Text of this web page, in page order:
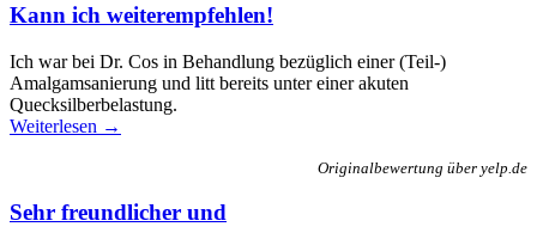
Kann ich weiterempfehlen!
Ich war bei Dr. Cos in Behandlung bezüglich einer (Teil-)
Amalgamsanierung und litt bereits unter einer akuten
Quecksilberbelastung.
Weiterlesen →
Originalbewertung über yelp.de
Sehr freundlicher und